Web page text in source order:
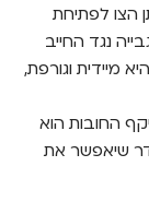
הצו לפתיחת
נגד החייב
מיידית וגורפת,
החובות הוא
שיאפשר את